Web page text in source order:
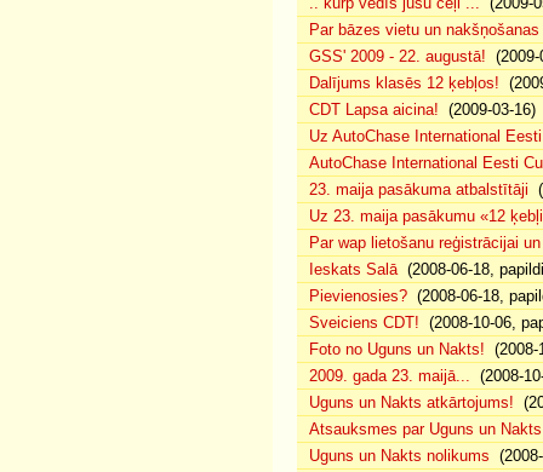
Par bāzes vietu un
GSS' 2009 - 22. augustā! (2009-
Dalījums klasēs 12 ķebļos!
CDT Lapsa aicina! (2009-03-16)
Uz AutoChase International
AutoChase International Eesti
23. maija pasākuma atbalstītāji
Uz 23. maija pasākumu «12
Par wap lietošanu reģistrācijai
Ieskats Salā(2008-06-18,
Pievienosies? (2008-06-18,
Sveiciens CDT! (2008-10-06,
Foto no Uguns un Nakts! (2008-
2009. gada 23. maijā... (2008-
Uguns un Nakts atkārtojums!
Atsauksmes par Uguns un Nakts
Uguns un Nakts nolikums